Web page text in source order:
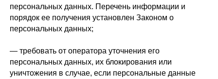
персональных данных. Перечень информации и
порядок ее получения установлен Законом о
персональных данных;
— требовать от оператора уточнения его
персональных данных, их блокирования или
уничтожения в случае, если персональные данные